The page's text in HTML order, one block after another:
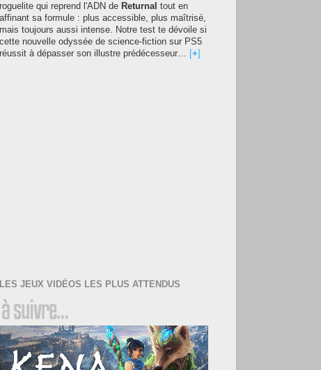
roguelite qui reprend l'ADN de Returnal tout en
affinant sa formule : plus accessible, plus maîtrisé,
mais toujours aussi intense. Notre test te dévoile si
cette nouvelle odyssée de science-fiction sur PS5
réussit à dépasser son illustre prédécesseur…
+
LES JEUX VIDÉOS LES PLUS ATTENDUS